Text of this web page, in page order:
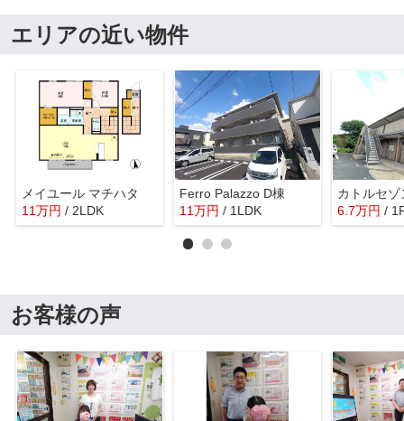
エリアの近い物件
メイユール マチハタ
11万円 / 2LDK
Ferro Palazzo D棟
11万円 / 1LDK
カトルセゾ
6.7万円 /
お客様の声